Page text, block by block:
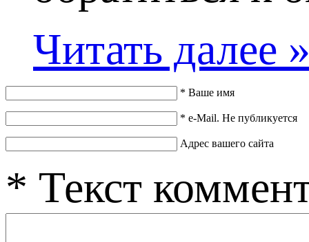
Читать далее
* Ваше имя
* e-Mail. Не публикуется
Адрес вашего сайта
* Текст